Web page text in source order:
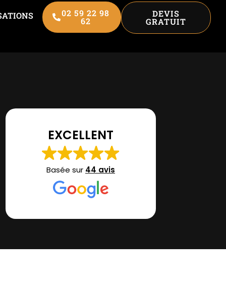
02 59 22 98
62
DEVIS
GRATUIT
EXCELLENT
Basée sur 44 avis